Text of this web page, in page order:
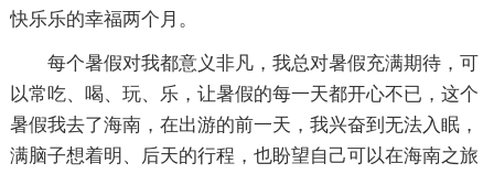
快乐乐的幸福两个月。
每个暑假对我都意义非凡，我总对暑假充满期待，可
以常吃、喝、玩、乐，让暑假的每一天都开心不已，这个
暑假我去了海南，在出游的前一天，我兴奋到无法入眠，
满脑子想着明、后天的行程，也盼望自己可以在海南之旅